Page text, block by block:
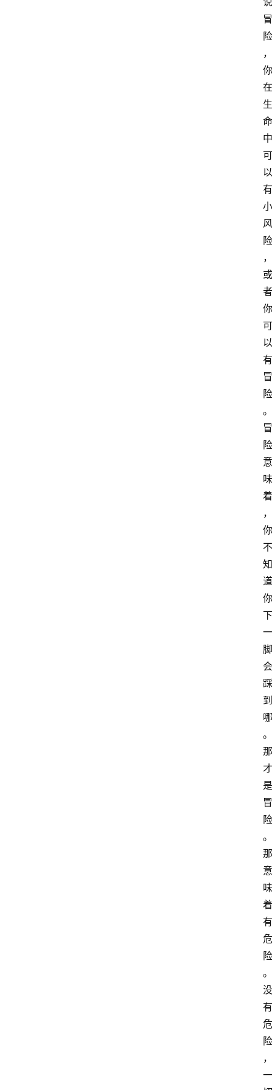
冒
险
，
你
在
生
命
中
可
以
有
小
风
险
，
或
者
你
可
以
有
冒
险
。
冒
险
意
味
着
，
你
不
知
道
你
下
一
脚
会
踩
到
哪
。
那
才
是
冒
险
。
那
意
味
着
有
危
险
。
没
有
危
险
，
一